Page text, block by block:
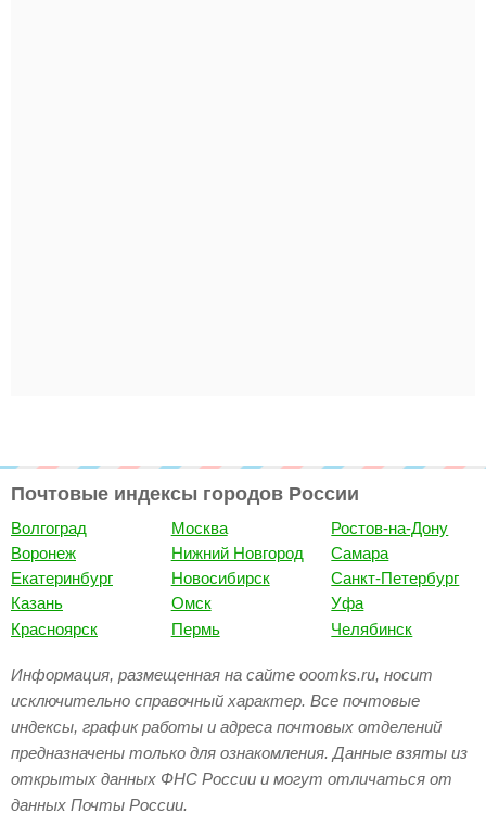
Почтовые индексы городов России
Волгоград
Воронеж
Екатеринбург
Казань
Красноярск
Москва
Нижний Новгород
Новосибирск
Омск
Пермь
Ростов-на-Дону
Самара
Санкт-Петербург
Уфа
Челябинск
Информация, размещенная на сайте ooomks.ru, носит
исключительно справочный характер. Все почтовые
индексы, график работы и адреса почтовых отделений
предназначены только для ознакомления. Данные взяты из
открытых данных ФНС России и могут отличаться от
данных Почты России.